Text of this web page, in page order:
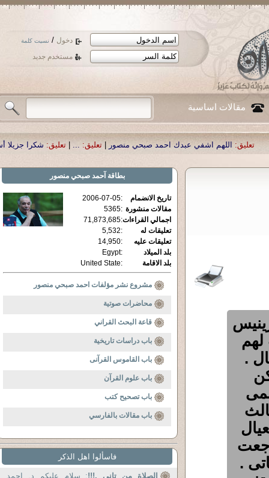
دخول / نسيت كلمة
مستخدم جديد
مقالات اساسية
اشفي عبدك احمد صبحي منصور|تعليق: ...
|تعليق: شكرا جزيلا أستاذ حمد الحمد
لهم
.
.
بطاقة آحمد صبحي منصور
تاريخ الانضمام :
2006-07-05
مقالات منشورة :
5365
اجمالي القراءات:
71,873,685
تعليقات له
:
5,532
تعليقات عليه
:
14,950
بلد الميلاد
:
Egypt
بلد الاقامة
:
United State
مشروع نشر مؤلفات احمد صبحي منصور
محاضرات صوتية
قاعة البحث القراني
باب دراسات تاريخية
باب القاموس القرآنى
باب علوم القرآن
باب تصحيح كتب
باب مقالات بالفارسي
فاسألوا اهل الذكر
الصلاة من تانى .!!!: سلام عليكم د. احمد